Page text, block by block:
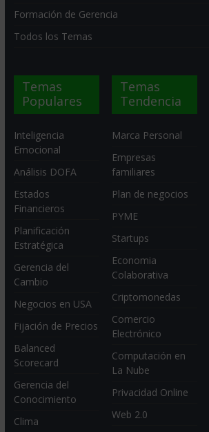
Formación de Gerencia
Todos los Temas
Temas
Populares
Inteligencia
Emocional
Análisis DOFA
Estados
Financieros
Planificación
Estratégica
Gerencia del
Cambio
Negocios en USA
Fijación de Precios
Balanced
Scorecard
Gerencia del
Conocimiento
Clima
Temas
Tendencia
Marca Personal
Empresas
familiares
Plan de negocios
PYME
Startups
Economia
Colaborativa
Criptomonedas
Comercio
Electrónico
Computación en
La Nube
Privacidad Online
Web 2.0